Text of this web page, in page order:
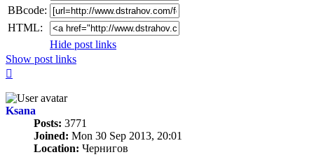
BBcode:
HTML:
Hide post links
Show post links
Ksana
Posts: 3771
Joined: Mon 30 Sep 2013, 20:01
Location: Чернигов